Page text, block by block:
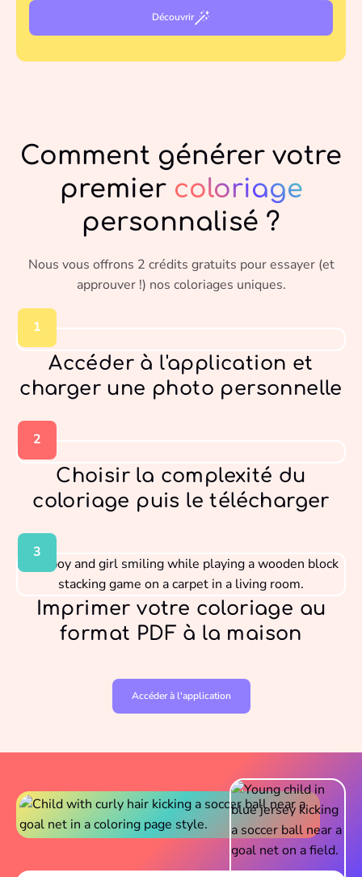
Découvrir
Comment générer votre
premier coloriage
personnalisé ?
Nous vous offrons 2 crédits gratuits pour essayer (et
approuver !) nos coloriages uniques.
1
Accéder à l'application et
charger une photo personnelle
2
Choisir la complexité du
coloriage puis le télécharger
3
Imprimer votre coloriage au
format PDF à la maison
Accéder à l'application